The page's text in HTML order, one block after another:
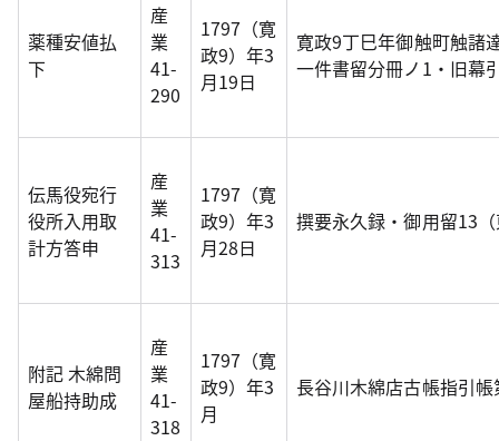
薬種安値払
下
産
業
41-
290
1797（寛
政9）年3
月19日
寛政9丁巳年御触町触諸
一件書留分冊ノ1・旧幕
伝馬役宛行
役所入用取
計方答申
産
業
41-
313
1797（寛
政9）年3
月28日
撰要永久録・御用留13
附記 木綿問
屋船持助成
産
業
41-
318
1797（寛
政9）年3
月
長谷川木綿店古帳指引